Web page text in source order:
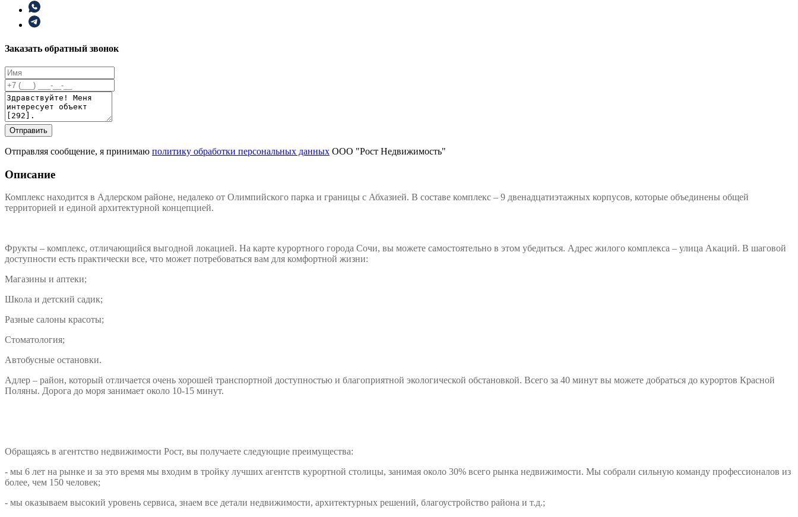
Заказать обратный звонок
Отправить
Отправляя сообщение, я принимаю политику обработки персональных данных ООО "Рост Недвижимость"
Описание
Комплекс находится в Адлерском районе, недалеко от Олимпийского парка и границы с Абхазией. В составе комплекс – 9 двенадцатиэтажных корпусов, которые объединены общей
территорией и единой архитектурной концепцией.
Фрукты – комплекс, отличающийся выгодной локацией. На карте курортного города Сочи, вы можете самостоятельно в этом убедиться. Адрес жилого комплекса – улица Акаций. В шаговой
доступности есть практически все, что может потребоваться вам для комфортной жизни:
Магазины и аптеки;
Школа и детский садик;
Разные салоны красоты;
Стоматология;
Автобусные остановки.
Адлер – район, который отличается очень хорошей транспортной доступностью и благоприятной экологической обстановкой. Всего за 40 минут вы можете добраться до курортов Красной
Поляны. Дорога до моря занимает около 10-15 минут.
Обращаясь в агентство недвижимости Рост, вы получаете следующие преимущества:
- мы 6 лет на рынке и за это время мы входим в тройку лучших агентств курортной столицы, занимая около 30% всего рынка недвижимости. Мы собрали сильную команду профессионалов из
более, чем 150 человек;
- мы оказываем высокий уровень сервиса, знаем все детали недвижимости, архитектурных решений, благоустройство района и т.д.;